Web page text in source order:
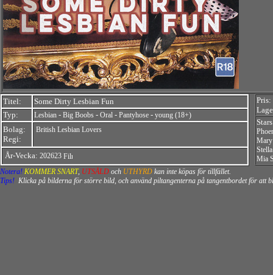
Titel:
Some Dirty Lesbian Fun
Typ:
Lesbian - Big Boobs - Oral - Pantyhose - young (18+)
Bolag:
Regi:
British Lesbian Lovers
År-Vecka: 202623
Mia
Notera! KOMMER SNART, UTSÅLD och UTHYRD kan inte köpas för tillfället.
Tips! Klicka på bilderna för större bild, och använd piltangenterna på tangentbordet för att